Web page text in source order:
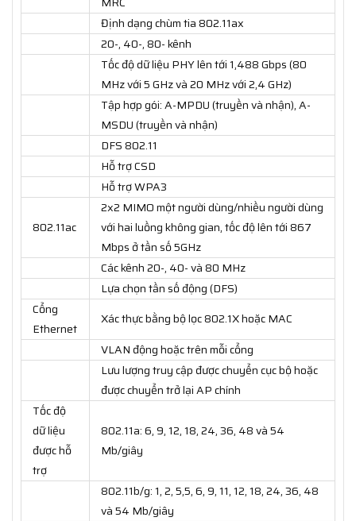
Định dạng chùm tia 802.11ax
20-, 40-, 80- kênh
Tốc độ dữ liệu PHY lên tới 1,488 Gbps (80
MHz với 5 GHz và 20 MHz với 2,4 GHz)
Tập hợp gói: A-MPDU (truyền và nhận), A-
MSDU (truyền và nhận)
DFS 802.11
Hỗ trợ CSD
Hỗ trợ WPA3
802.11ac
2x2 MIMO một người dùng/nhiều người dùng
với hai luồng không gian, tốc độ lên tới 867
Mbps ở tần số 5GHz
Các kênh 20-, 40- và 80 MHz
Lựa chọn tần số động (DFS)
Cổng
Ethernet
Xác thực bằng bộ lọc 802.1X hoặc MAC
VLAN động hoặc trên mỗi cổng
Lưu lượng truy cập được chuyển cục bộ hoặc
được chuyển trở lại AP chính
Tốc độ
dữ liệu
được hỗ
trợ
802.11a: 6, 9, 12, 18, 24, 36, 48 và 54
Mb/giây
802.11b/g: 1, 2, 5,5, 6, 9, 11, 12, 18, 24, 36, 48
và 54 Mb/giây